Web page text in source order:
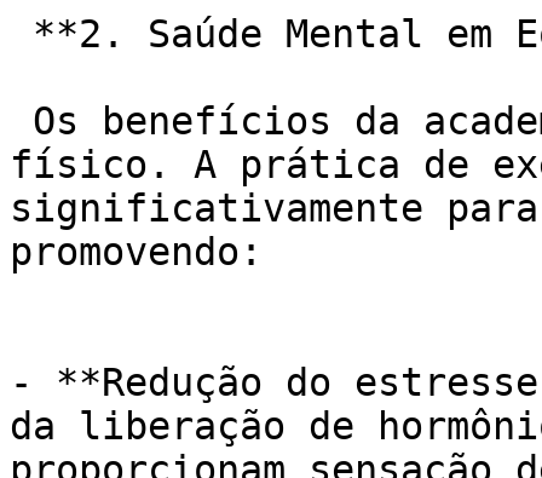
físico. A prática de
significativamente
promovendo:
- **Redução do
da liberação de